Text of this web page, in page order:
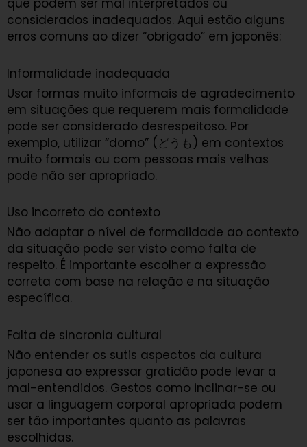
que podem ser mal interpretados ou
considerados inadequados. Aqui estão alguns
erros comuns ao dizer “obrigado” em japonês:
Informalidade inadequada
Usar formas muito informais de agradecimento
em situações que requerem mais formalidade
pode ser considerado desrespeitoso. Por
exemplo, utilizar “domo” (どうも) em contextos
muito formais ou com pessoas mais velhas
pode não ser apropriado.
Uso incorreto do contexto
Não adaptar o nível de formalidade ao contexto
da situação pode ser visto como falta de
respeito. É importante escolher a expressão
correta com base na relação e na situação
específica.
Falta de sincronia cultural
Não entender os sutis aspectos da cultura
japonesa ao expressar gratidão pode levar a
mal-entendidos. Gestos como inclinar-se ou
usar a linguagem corporal apropriada podem
ser tão importantes quanto as palavras
escolhidas.